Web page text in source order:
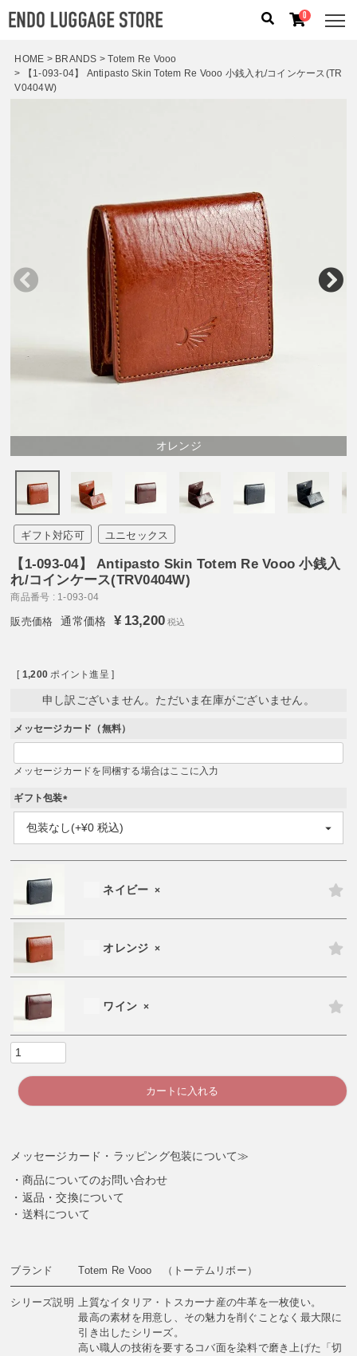
容量から探す
泊数から探す
円 〜 円
検索する
0
HOME BRANDS
Totem Re Vooo
【1-093-04】 Antipasto Skin Totem Re Vooo 小銭入れ/コインケース(TR
V0404W)
オレンジ
ギフト対応可 ユニセックス
【1-093-04】 Antipasto Skin Totem Re Vooo 小銭入
れ/コインケース(TRV0404W)
商品番号 1-093-04
通常価格 ¥ 13,200 税込
[ 1,200 ポイント進呈 ]
申し訳ございません。ただいま在庫がございません。
メッセージカード（無料）
メッセージカードを同梱する場合はここに入力
ギフト包装
(
必
須
)
ネイビー ×
オレンジ ×
ワイン ×
カートに入れる
メッセージカード・ラッピング包装について≫
商品についてのお問い合わせ
返品・交換について
送料について
ブランド Totem Re Vooo （トーテムリボー）
シリーズ説明 上質なイタリア・トスカーナ産の牛革を一枚使い。
最高の素材を用意し、その魅力を削ぐことなく最大限に
引き出したシリーズ。
高い職人の技術を要するコバ面を染料で磨き上げた「切